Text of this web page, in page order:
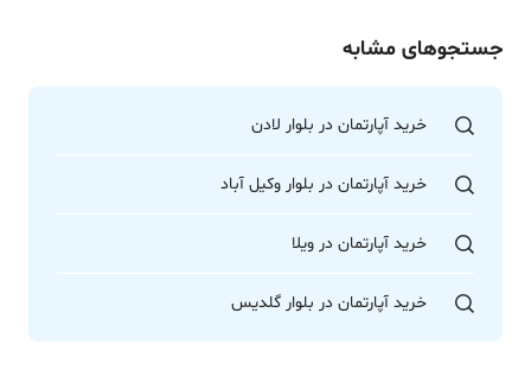
جستجوهای مشابه
خرید آپارتمان در بلوار لادن
خرید آپارتمان در بلوار وکیل آباد
خرید آپارتمان در ویلا
خرید آپارتمان در بلوار گلدیس